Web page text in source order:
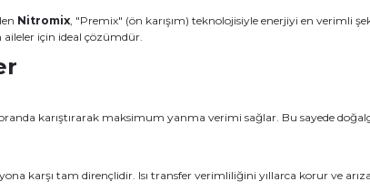
Nitromix, "Premix" (ön karışım) teknolojisiyle enerjiyi en verimli
aileler için ideal çözümdür.
karıştırarak maksimum yanma verimi sağlar. Bu sayede
karşı tam dirençlidir. Isı transfer verimliliğini yıllarca korur ve